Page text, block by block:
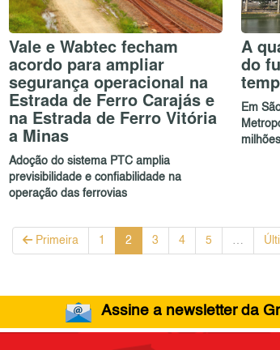
Vale e Wabtec fecham
acordo para ampliar
segurança operacional na
Estrada de Ferro Carajás e
na Estrada de Ferro Vitória
a Minas
Adoção do sistema PTC amplia
previsibilidade e confiabilidade na
operação das ferrovias
A
do
Em
Primeira 1 2 3 4 5
Assine a newsletter da